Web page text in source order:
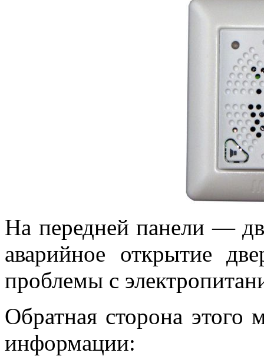
На передней панели —
аварийное открытие
проблемы с
Обратная сторона этого
информации: